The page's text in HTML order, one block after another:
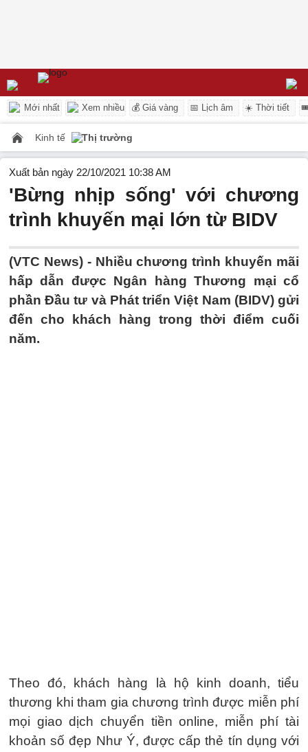
Mới nhất Xem nhiều 💰 Giá vàng 📅 Lịch âm ☀️ Thời tiết
Kinh tế Thị trường
Xuất bản ngày 22/10/2021 10:38 AM
'Bừng nhịp sống' với chương
trình khuyến mại lớn từ BIDV
(VTC News) - Nhiều chương trình khuyến mãi
hấp dẫn được Ngân hàng Thương mại cổ
phần Đầu tư và Phát triển Việt Nam (BIDV) gửi
đến cho khách hàng trong thời điểm cuối
năm.
Theo đó, khách hàng là hộ kinh doanh, tiểu
thương khi tham gia chương trình được miễn phí
mọi giao dịch chuyển tiền online, miễn phí tài
khoản số đẹp Như Ý, được cấp thẻ tín dụng với